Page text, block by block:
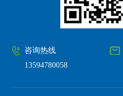
咨询热线
13594780058